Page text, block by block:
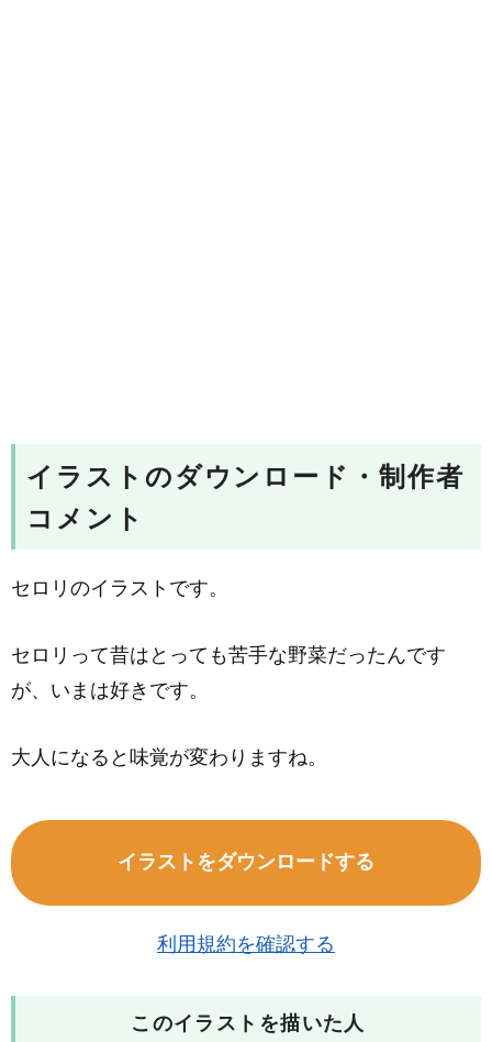
イラストのダウンロード・制作者
コメント
セロリのイラストです。
セロリって昔はとっても苦手な野菜だったんです
が、いまは好きです。
大人になると味覚が変わりますね。
イラストをダウンロードする
利用規約を確認する
このイラストを描いた人